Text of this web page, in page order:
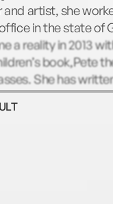
and artist, she
in the state of
a reality in 2013
book,Pete
She has
the Willow
lives in Georgia